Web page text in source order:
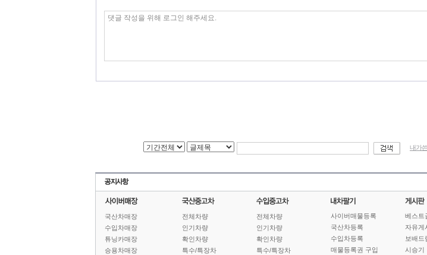
내가
국산차매장
수입차매장
튜닝카매장
승용차매장
전체차량
인기차량
확인차량
특수/특장차
전체차량
인기차량
확인차량
특수/특장차
사이버매물등록
국산차등록
수입차등록
매물등록권 구입
베스트
자유게
보배드
시승기